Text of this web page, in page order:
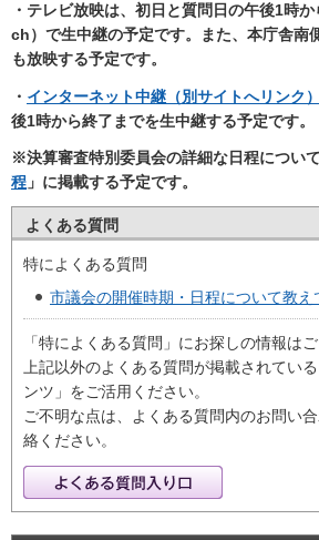
・テレビ放映は、初日と質問日の午後1時か
ch）で生中継の予定です。また、本庁舎南
も放映する予定です。
・ インターネット中継（別サイトへリンク）
後1時から終了までを生中継する予定です。
※決算審査特別委員会の詳細な日程につい
程 」に掲載する予定です。
よくある質問
特によくある質問
市議会の開催時期・日程について教え
「特によくある質問」にお探しの情報は
上記以外のよくある質問が掲載されてい
ンツ」をご活用ください。
ご不明な点は、よくある質問内のお問い
絡ください。